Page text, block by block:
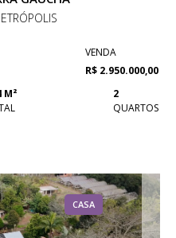
VENDA
R$ 2.950.000,00
M²
2
QUARTOS
CASA